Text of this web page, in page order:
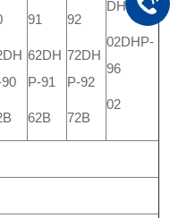
DH
91
62DH
P-91
62B
92
72DH
P-92
72B
DHP-94
02DHP-
96
02